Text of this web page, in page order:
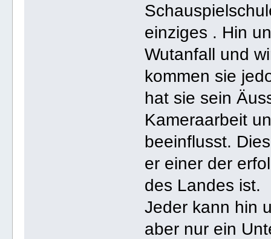
einziges . Hin
Wutanfall und
kommen sie
hat sie sein
Kameraarbeit
beeinflusst.
er einer der
des Landes ist.
Jeder kann hin
aber nur ein